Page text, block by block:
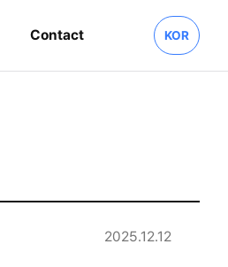
Contact KOR
2025.12.12